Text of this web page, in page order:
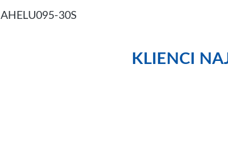
AHELU095-30S
KLIENCI